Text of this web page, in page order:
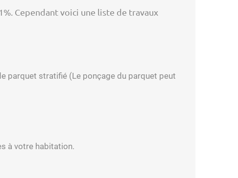
Cependant voici une liste de travaux
parquet stratifié (Le ponçage du parquet peut
à votre habitation.